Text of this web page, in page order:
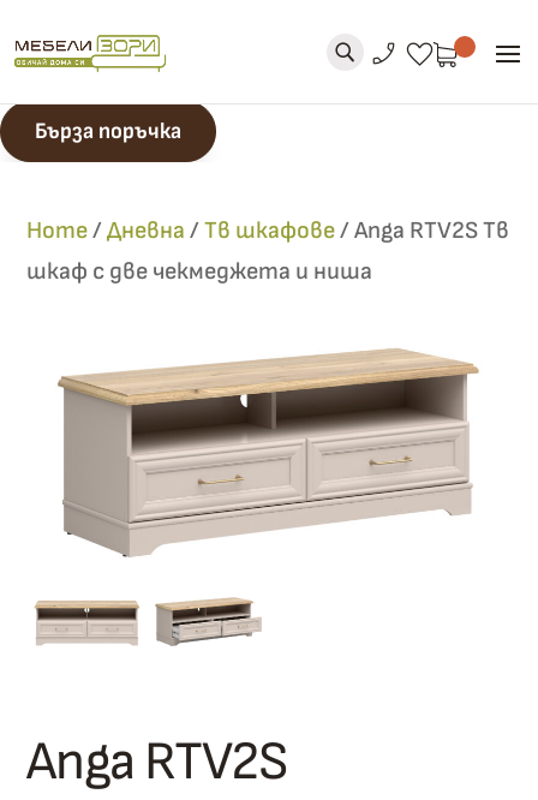
phone_enabled favorite
U
Бърза поръчка
Home/Дневна /Тв шкафове/Anga RTV2S Тв
шкаф с две чекмеджета и ниша
Anga RTV2S